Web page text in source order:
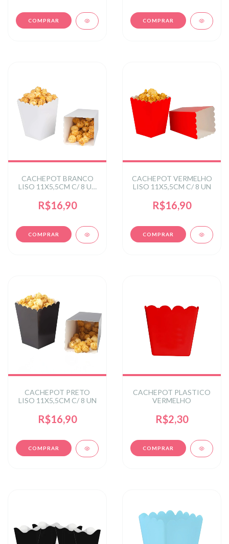
CACHEPOT BRANCO
LISO 11X5,5CM C/ 8 UN
R$16,90
CACHEPOT VERMELHO
LISO 11X5,5CM C/ 8 UN
R$16,90
CACHEPOT PRETO
LISO 11X5,5CM C/ 8 UN
R$16,90
CACHEPOT PLASTICO
VERMELHO
R$2,30